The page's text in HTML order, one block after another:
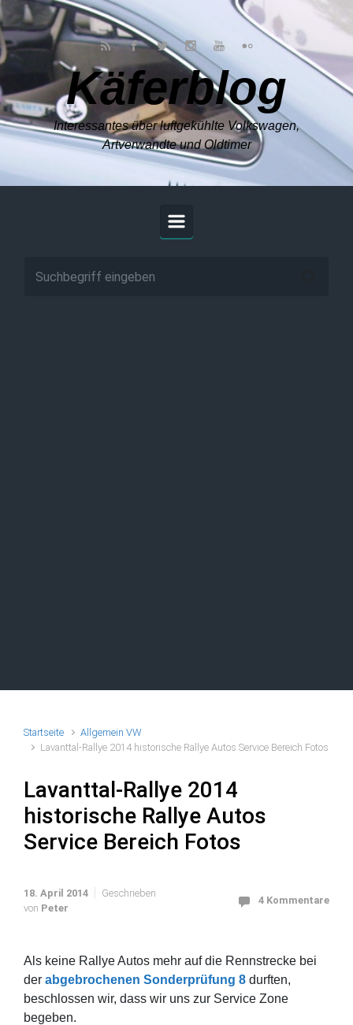
Zum Hauptinhalt springen
Käferblog
Interessantes über luftgekühlte Volkswagen,
Artverwandte und Oldtimer
Startseite
Allgemein VW
Lavanttal-Rallye 2014 historische Rallye Autos Service Bereich Fotos
Lavanttal-Rallye 2014
historische Rallye Autos
Service Bereich Fotos
18. April 2014
Geschrieben
von Peter
4 Kommentare
Als keine Rallye Autos mehr auf die Rennstrecke bei
der abgebrochenen Sonderprüfung 8 durften,
beschlossen wir, dass wir uns zur Service Zone
begeben.